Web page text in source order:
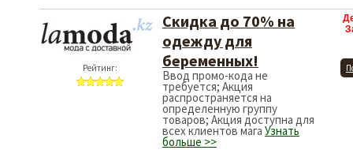
Рейтинг:
Скидка до 70% на
одежду для
беременных!
Ввод промо-кода не
требуется; Акция
распространяется на
определенную группу
товаров; Акция доступна для
всех клиентов мага Узнать
больше >>